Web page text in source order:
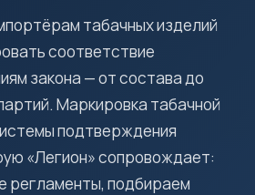
табачных изделий
соответствие
закона — от состава до
Маркировка табачной
подтверждения
«Легион» сопровождает:
регламенты, подбираем